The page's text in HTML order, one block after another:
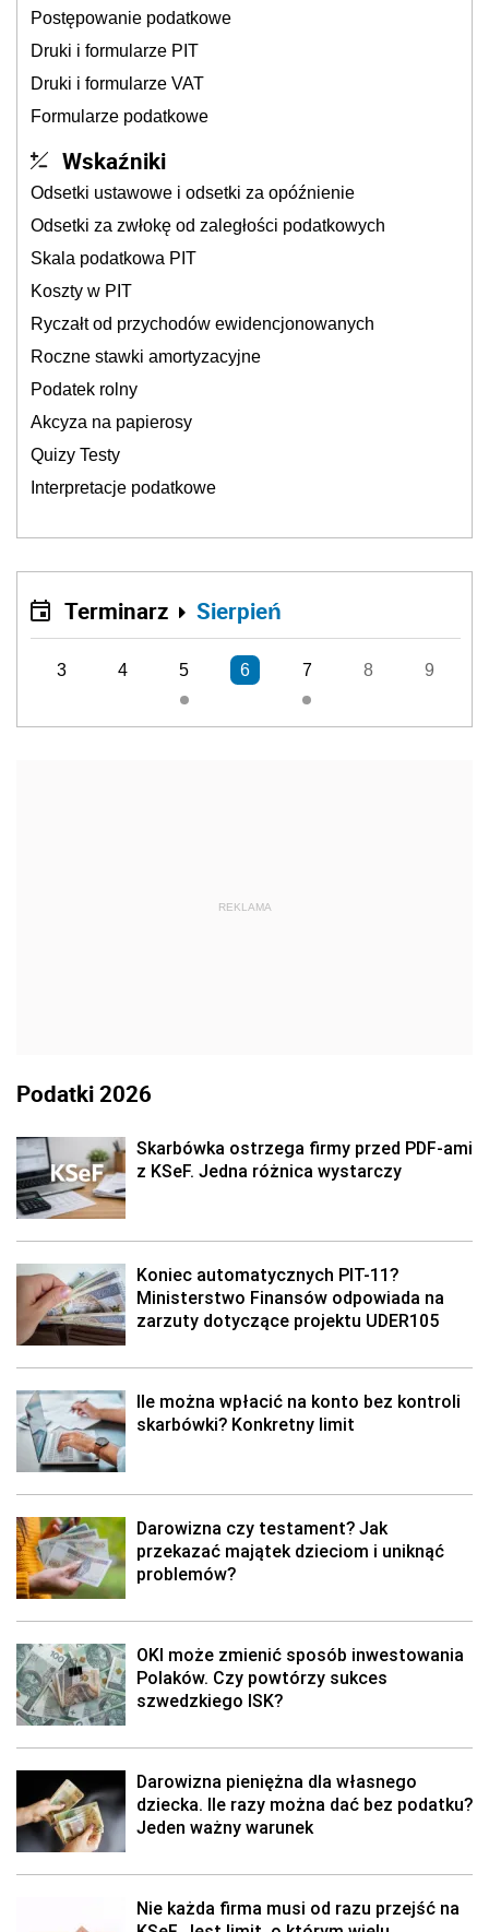
Postępowanie podatkowe
Druki i formularze PIT
Druki i formularze VAT
Formularze podatkowe
Wskaźniki
Odsetki ustawowe i odsetki za opóźnienie
Odsetki za zwłokę od zaległości podatkowych
Skala podatkowa PIT
Koszty w PIT
Ryczałt od przychodów ewidencjonowanych
Roczne stawki amortyzacyjne
Podatek rolny
Akcyza na papierosy
Quizy Testy
Interpretacje podatkowe
Terminarz Sierpień
3 4 5 6 7 8 9
REKLAMA
Podatki 2026
Skarbówka ostrzega firmy przed PDF-ami
z KSeF. Jedna różnica wystarczy
Koniec automatycznych PIT-11?
Ministerstwo Finansów odpowiada na
zarzuty dotyczące projektu UDER105
Ile można wpłacić na konto bez kontroli
skarbówki? Konkretny limit
Darowizna czy testament? Jak
przekazać majątek dzieciom i uniknąć
problemów?
OKI może zmienić sposób inwestowania
Polaków. Czy powtórzy sukces
szwedzkiego ISK?
Darowizna pieniężna dla własnego
dziecka. Ile razy można dać bez podatku?
Jeden ważny warunek
Nie każda firma musi od razu przejść na